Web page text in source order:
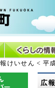
けいせん < 平
広